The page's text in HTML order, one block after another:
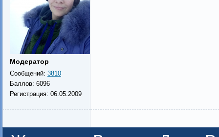
Модератор
Сообщений: 3810
Баллов: 6096
Регистрация: 06.05.2009